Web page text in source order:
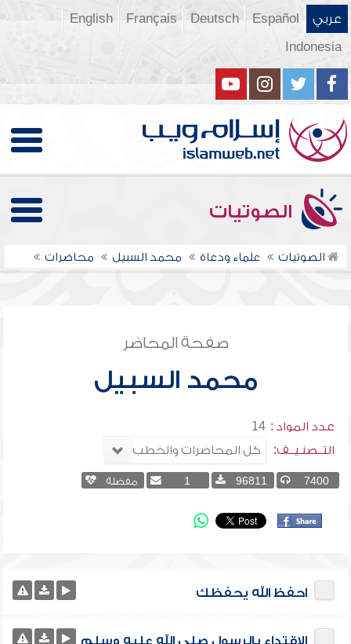
عربي Español
Deutsch
Français
English
Indonesia
الصوتيات
الصوتيات علماء ودعاة محمد السبيل محاضرات
صفحة المحاضر
محمد السبيل
عدد المواد : 14
التــصنـيــف:
7400
96811
1 مفضلة
احفظ الله يحفظك
الاقتداء بالرسول صلى الله عليه وسلم